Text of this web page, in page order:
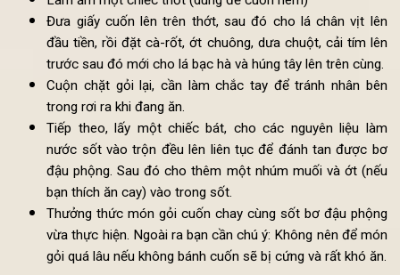
Ớt
Cách làm Gỏi chay thập cẩm:
Cho các miếng bánh đa cuốn vào nước ấm để làm ẩm
Làm ẩm một chiếc thớt (dùng để cuốn nem)
Đưa giấy cuốn lên trên thớt, sau đó cho lá chân vịt
đầu tiền, rồi đặt cà-rốt, ớt chuông, dưa chuột, cải tím
trước sau đó mới cho lá bạc hà và húng tây lên trên
Cuộn chặt gỏi lại, cần làm chắc tay để tránh nhân
trong rơi ra khi đang ăn.
Tiếp theo, lấy một chiếc bát, cho các nguyên liệu